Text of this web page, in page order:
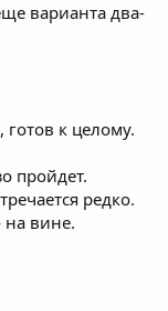
варианта два-
готов к целому.
пройдет.
редко.
на вине.